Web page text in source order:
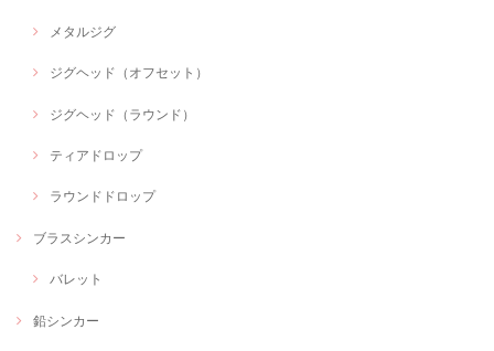
メタルジグ
ジグヘッド（オフセット）
ジグヘッド（ラウンド）
ティアドロップ
ラウンドドロップ
ブラスシンカー
バレット
鉛シンカー